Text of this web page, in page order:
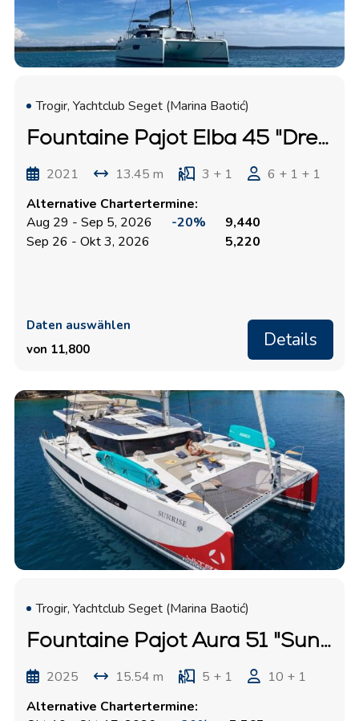
Trogir, Yachtclub Seget (Marina Baotić)
Fountaine Pajot Elba 45 "Dreamcatcher"
2021 13.45 m 3 + 1
6 + 1 + 1
Alternative Chartertermine:
Aug 29 - Sep 5, 2026
-20%
9,440
Sep 26 - Okt 3, 2026
5,220
Daten auswählen
von 11,800
Details
Trogir, Yachtclub Seget (Marina Baotić)
Fountaine Pajot Aura 51 "Sunrise"
2025 15.54 m 5 + 1
10 + 1
Alternative Chartertermine: